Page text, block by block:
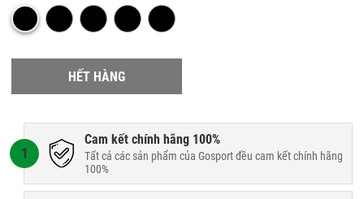
HẾT HÀNG
1
Cam kết chính hãng 100%
Tất cả các sản phẩm của Gosport đều cam kết chính hãng
100%